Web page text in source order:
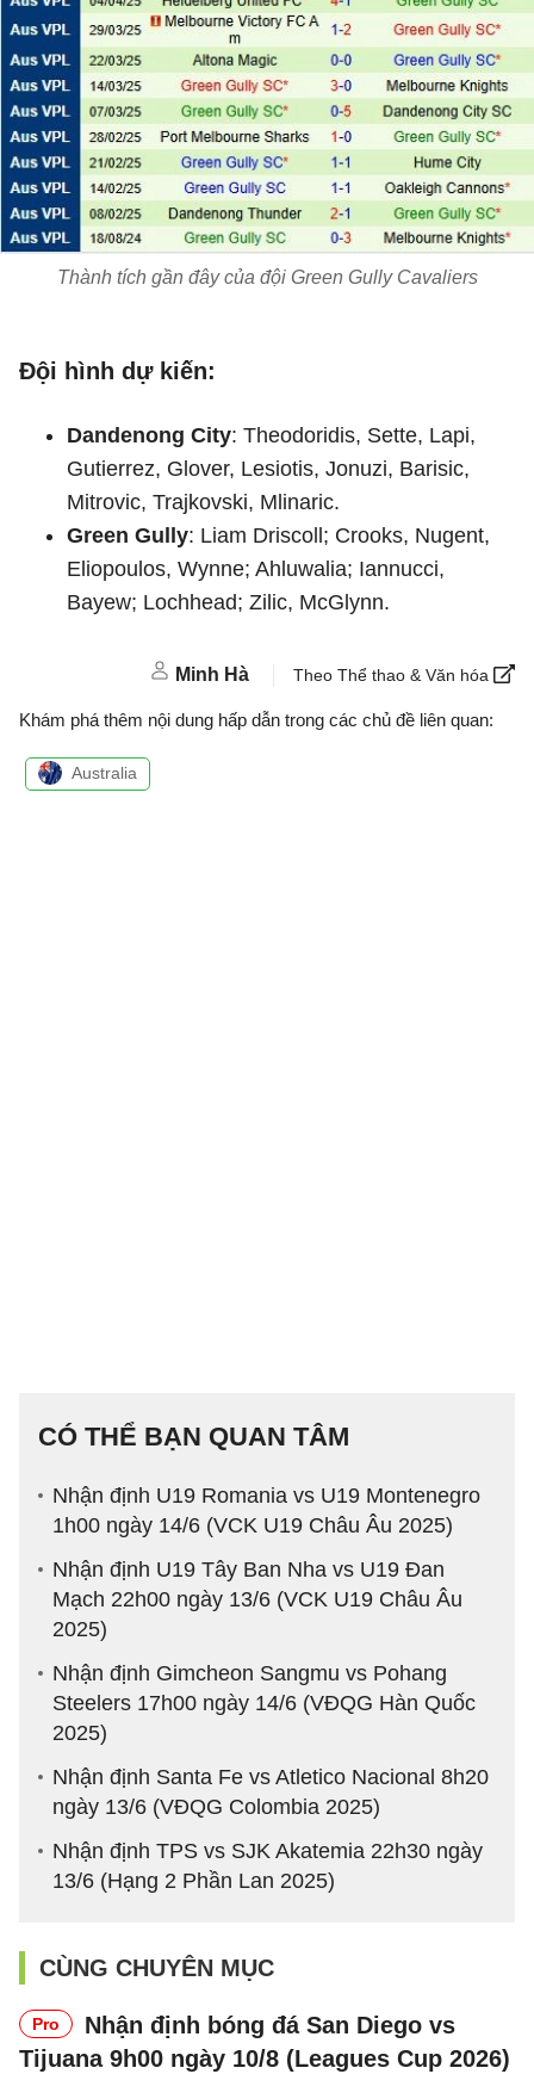
Thành tích gần đây của đội Green Gully Cavaliers
Đội hình dự kiến:
Dandenong City: Theodoridis, Sette, Lapi,
Gutierrez, Glover, Lesiotis, Jonuzi, Barisic,
Mitrovic, Trajkovski, Mlinaric.
Green Gully: Liam Driscoll; Crooks, Nugent,
Eliopoulos, Wynne; Ahluwalia; Iannucci,
Bayew; Lochhead; Zilic, McGlynn.
Minh Hà Theo Thể thao & Văn hóa
Khám phá thêm nội dung hấp dẫn trong các chủ đề liên quan:
Australia
CÓ THỂ BẠN QUAN TÂM
Nhận định U19 Romania vs U19 Montenegro
1h00 ngày 14/6 (VCK U19 Châu Âu 2025)
Nhận định U19 Tây Ban Nha vs U19 Đan
Mạch 22h00 ngày 13/6 (VCK U19 Châu Âu
2025)
Nhận định Gimcheon Sangmu vs Pohang
Steelers 17h00 ngày 14/6 (VĐQG Hàn Quốc
2025)
Nhận định Santa Fe vs Atletico Nacional 8h20
ngày 13/6 (VĐQG Colombia 2025)
Nhận định TPS vs SJK Akatemia 22h30 ngày
13/6 (Hạng 2 Phần Lan 2025)
CÙNG CHUYÊN MỤC
Pro
Nhận định bóng đá San Diego vs
Tijuana 9h00 ngày 10/8 (Leagues Cup 2026)